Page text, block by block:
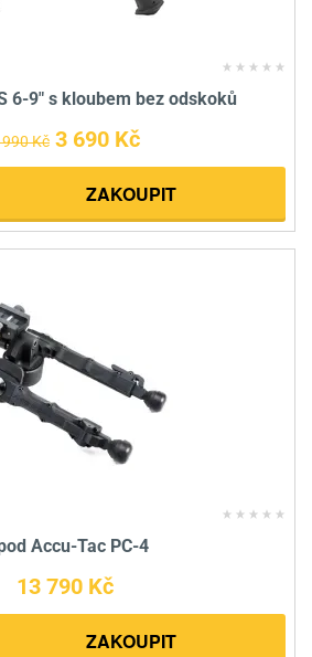
6-9" s kloubem bez odskoků
Kč 3 690 Kč
ZAKOUPIT
Accu-Tac PC-4
13 790 Kč
ZAKOUPIT